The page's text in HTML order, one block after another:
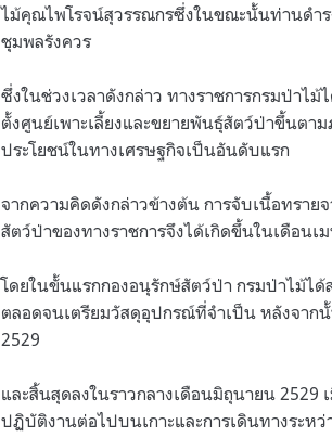
ไม้คุณไพโรจน์สุวรรณกรซึ่งในขณะนั้นท่านดำ
ชุมพลรังควร
ซึ่งในช่วงเวลาดังกล่าว ทางราชการกรมป่าไ
ตั้งศูนย์เพาะเลี้ยงและขยายพันธุ์สัตว์ป่าขึ้นต
ประโยชน์ในทางเศรษฐกิจเป็นอันดับแรก
จากความคิดดังกล่าวข้างต้น การจับเนื้อทราย
สัตว์ป่าของทางราชการจึงได้เกิดขึ้นในเดือน
โดยในขั้นแรกกองอนุรักษ์สัตว์ป่า กรมป่าไม้ได้
ตลอดจนเตรียมวัสดุอุปกรณ์ที่จำเป็น หลังจาก
2529
และสิ้นสุดลงในราวกลางเดือนมิถุนายน 2529
ปฏิบัติงานต่อไปบนเกาะและการเดินทางระห